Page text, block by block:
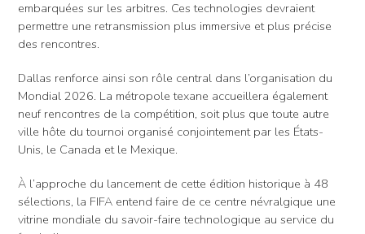
embarquées sur les arbitres. Ces technologies devraient
permettre une retransmission plus immersive et plus précise
des rencontres.
Dallas renforce ainsi son rôle central dans l’organisation du
Mondial 2026. La métropole texane accueillera également
neuf rencontres de la compétition, soit plus que toute autre
ville hôte du tournoi organisé conjointement par les États-
Unis, le Canada et le Mexique.
À l’approche du lancement de cette édition historique à 48
sélections, la FIFA entend faire de ce centre névralgique une
vitrine mondiale du savoir-faire technologique au service du